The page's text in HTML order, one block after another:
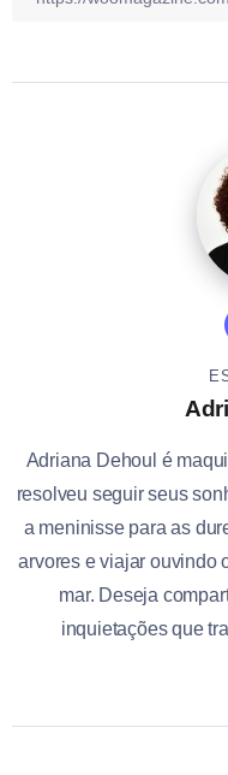
Adriana Dehoul é
resolveu seguir seus
a meninisse para as
arvores e viajar ouvindo
mar. Deseja
inquietações que